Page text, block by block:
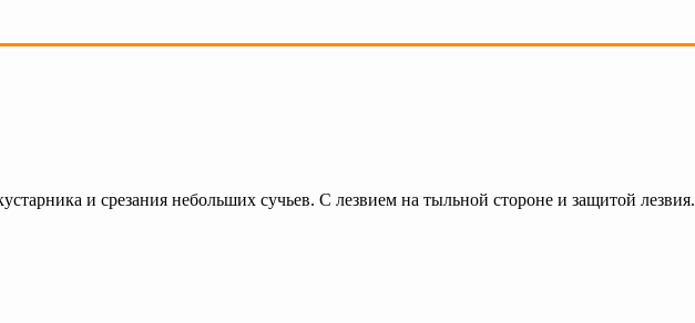
и срезания небольших сучьев. С лезвием на тыльной стороне и защитой лезвия.